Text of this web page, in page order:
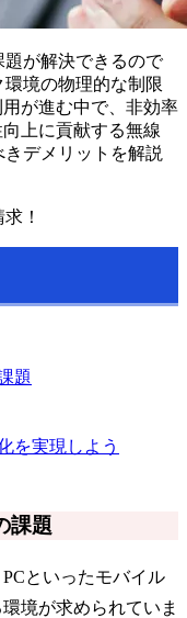
が解決できるので
境の物理的な制限
が進む中で、非効率
上に貢献する無線
デメリットを解説
！
題
を実現しよう
課題
といったモバイル
境が求められていま